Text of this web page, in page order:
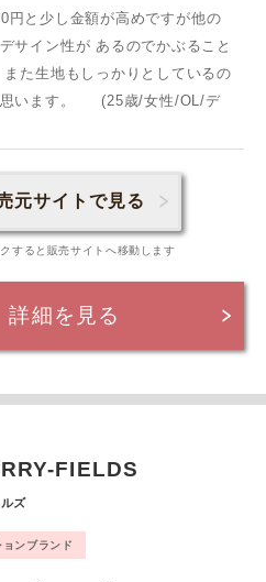
円と少し金額が高めですが他の
サイン性が あるのでかぶること
た生地もしっかりとしているの
思います。 (25歳/女性/OL/デ
元サイトで見る
すると販売サイトへ移動します
詳細を見る
FIELDS
ズ
ンブランド